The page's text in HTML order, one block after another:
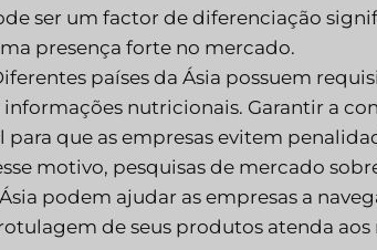
ser um factor de diferenciação
presença forte no mercado.
países da Ásia possuem
nutricionais. Garantir a
que as empresas evitem
motivo, pesquisas de mercado
podem ajudar as empresas a
de seus produtos atenda aos